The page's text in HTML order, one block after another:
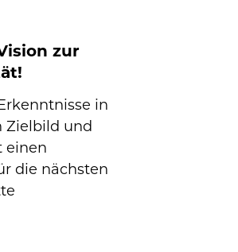
zur
in
Zielbild und
einen
die nächsten